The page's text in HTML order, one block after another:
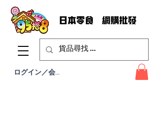
ログイン／会員登録